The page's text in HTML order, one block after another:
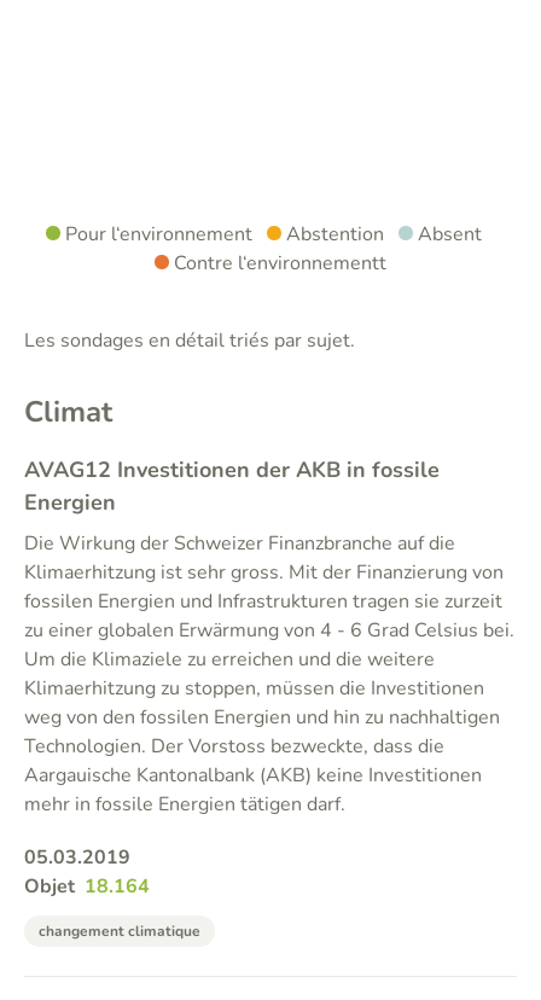
Pour l‘environnement Abstention
Absent
Contre l‘environnementt
Les sondages en détail triés par sujet.
Climat
AVAG12 Investitionen der AKB in fossile
Energien
Die Wirkung der Schweizer Finanzbranche auf die
Klimaerhitzung ist sehr gross. Mit der Finanzierung von
fossilen Energien und Infrastrukturen tragen sie zurzeit
zu einer globalen Erwärmung von 4 - 6 Grad Celsius bei.
Um die Klimaziele zu erreichen und die weitere
Klimaerhitzung zu stoppen, müssen die Investitionen
weg von den fossilen Energien und hin zu nachhaltigen
Technologien. Der Vorstoss bezweckte, dass die
Aargauische Kantonalbank (AKB) keine Investitionen
mehr in fossile Energien tätigen darf.
05.03.2019
Objet 18.164
changement climatique